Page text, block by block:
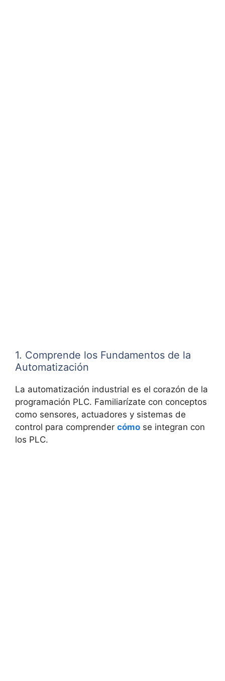
1. Comprende los Fundamentos de la
Automatización
La automatización industrial es el corazón de la
programación PLC. Familiarízate con conceptos
como sensores, actuadores y sistemas de
control para comprender cómo se integran con
los PLC.